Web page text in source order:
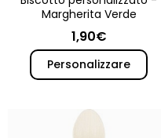
Margherita Verde
1,90€
Personalizzare